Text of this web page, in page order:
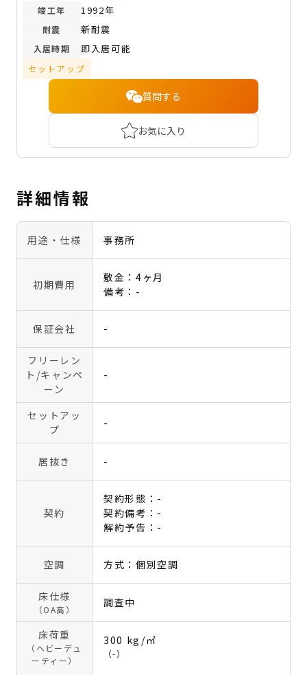
竣工年 1992年
耐震 新耐震
入居時期 即入居可能
セットアップ
質問する
お気に入り
詳細情報
用途・仕様 事務所
初期費用
敷金：4ヶ月
備考：-
保証会社 -
フリーレン
ト /キャンペ
ーン
-
セットアッ
プ
-
居抜き -
契約
契約形態：-
契約備考：-
解約予告：-
空調 方式：個別空調
床仕様
（OA高）
調査中
床荷重
（ヘビーデュ
ーティー）
300 kg/㎡
（-）